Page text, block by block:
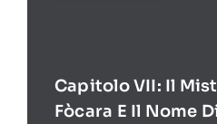
Capitolo VII: Il
Fòcara E Il Nome